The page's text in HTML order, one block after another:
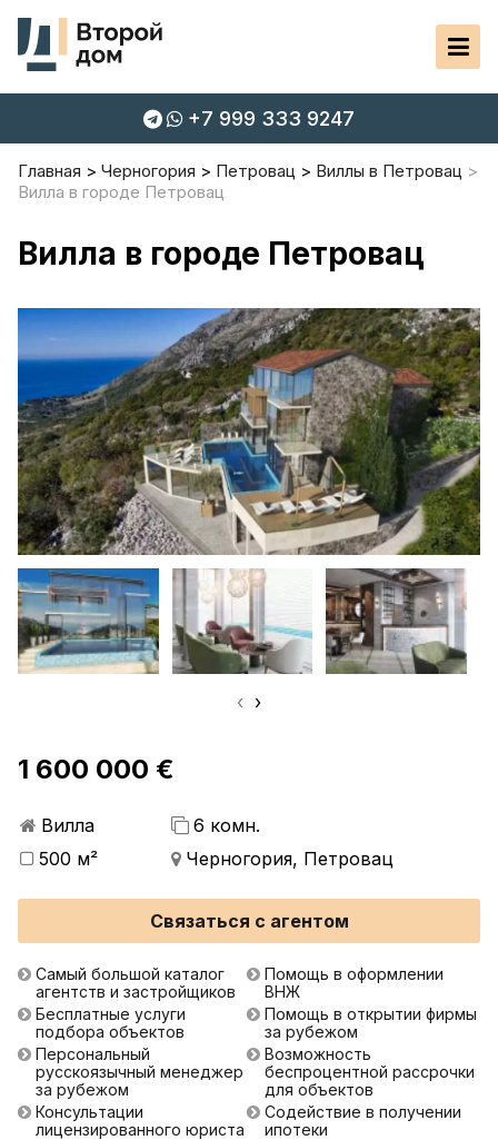
+7 999 333 9247
Главная Черногория Петровац
Виллы в Петровац
Вилла в городе Петровац
Вилла в городе Петровац
‹ ›
1 600 000 €
Вилла
6 комн.
500 м²
Черногория, Петровац
Связаться с агентом
Самый большой каталог
агентств и застройщиков
Бесплатные услуги
подбора объектов
Персональный
русскоязычный менеджер
за рубежом
Консультации
лицензированного юриста
Помощь в оформлении
ВНЖ
Помощь в открытии фирмы
за рубежом
Возможность
беспроцентной рассрочки
для объектов
Содействие в получении
ипотеки